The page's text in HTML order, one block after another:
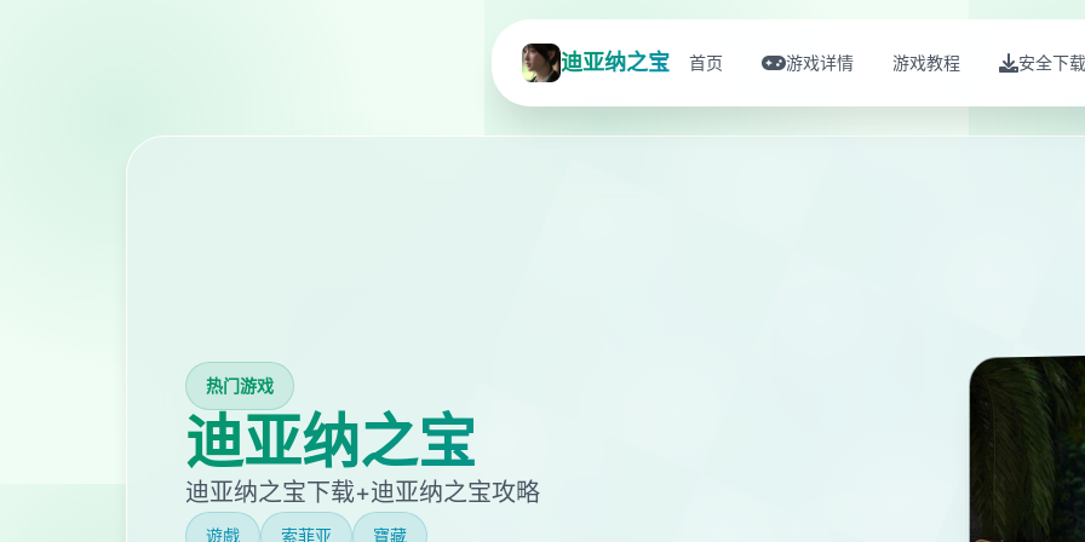
迪亚纳之宝 首页 游戏详情 游戏教程 安全下载
热门游戏
迪亚纳之宝
迪亚纳之宝下载+迪亚纳之宝攻略
遊戲 索菲亚 寶藏